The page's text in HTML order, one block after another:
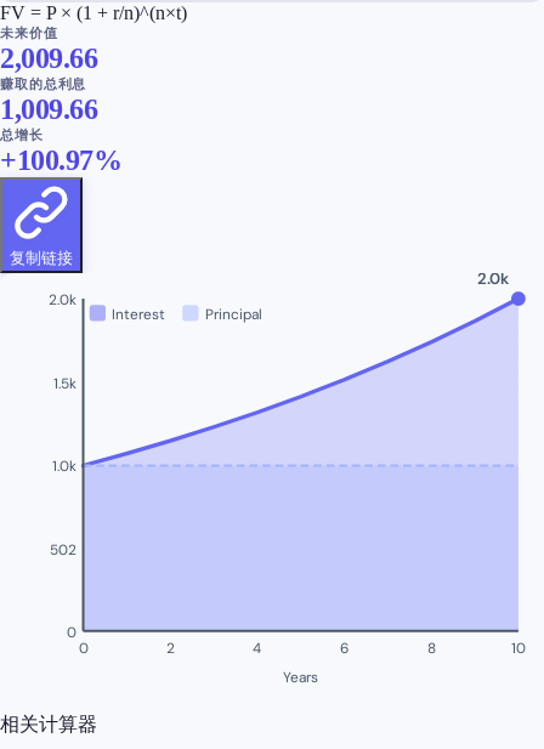
FV = P × (1 + r/n)^(n×t)
未来价值
2,009.66
赚取的总利息
1,009.66
总增长
+100.97%
复制链接
0
502
1.0k
1.5k
2.0k
2.0k
0 2 4 6 8 10
Interest Principal
Years
相关计算器